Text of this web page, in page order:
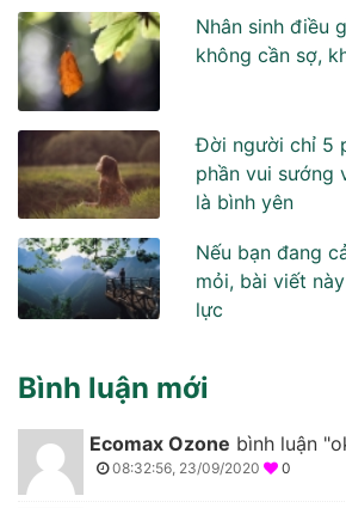
Nhân sinh điều
không cần sợ,
Đời người chỉ 5
phần vui sướng
là bình yên
Nếu bạn đang
mỏi, bài viết
lực
Bình luận mới
Ecomax Ozone bình luận
08:32:56, 23/09/2020 0